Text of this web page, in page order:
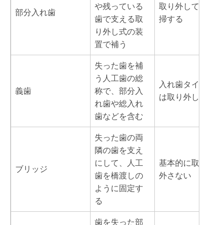
部分入れ歯
や残っている
歯で支える取
り外し式の装
置で補う
取り外して清
掃する
義歯
失った歯を補
う人工歯の総
称で、部分入
れ歯や総入れ
歯などを含む
入れ歯タイプ
は取り外し式
ブリッジ
失った歯の両
隣の歯を支え
にして、人工
歯を橋渡しの
ように固定す
る
基本的に取り
外さない
歯を失った部